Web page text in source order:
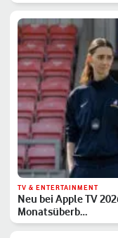
TV & ENTERTAINMENT
Neu bei Apple TV
Monatsüberb…